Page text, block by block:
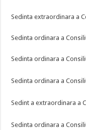
Sedinta extraordinara a
Sedinta ordinara a
Sedinta ordinara a
Sedinta ordinara a
Sedint a extraordinara a
Sedinta ordinara a